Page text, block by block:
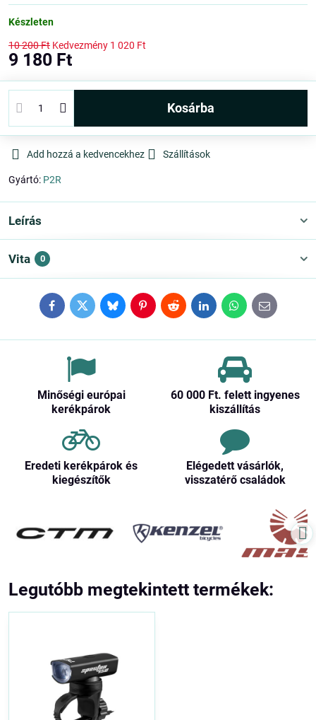
Készleten
10 200 Ft Kedvezmény 1 020 Ft
9 180 Ft
kosárba
Add hozzá a kedvencekhez Szállítások
Gyártó: P2R
Leírás
Vita 0
FacebookTwitterBlueskyPinterestRedditLinkedInWhatsApp
E-
mail
Minőségi európai
kerékpárok
60 000 Ft​. felett ingyenes
kiszállítás
Eredeti kerékpárok és
kiegészítők
Elégedett vásárlók,
visszatérő családok
Legutóbb megtekintett termékek: